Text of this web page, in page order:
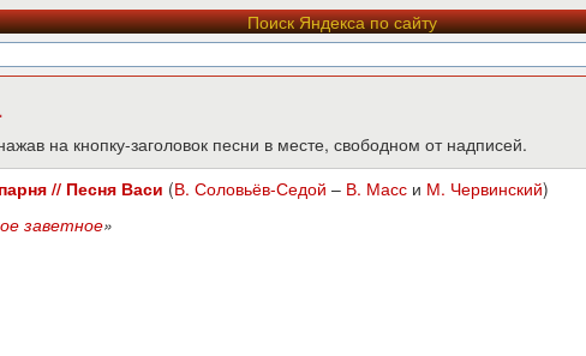
Поиск Яндекса по сайту
на кнопку-заголовок песни в месте, свободном от надписей.
// Песня Васи (В. Соловьёв-Седой – В. Масс и М. Червинский)
заветное»